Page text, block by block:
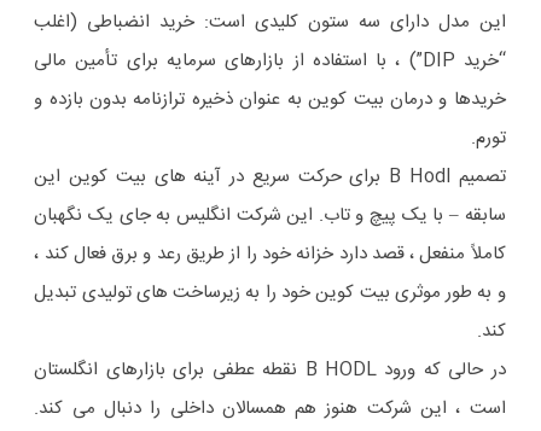
این مدل دارای سه ستون کلیدی است: خرید انضباطی (اغلب
“خرید DIP”) ، با استفاده از بازارهای سرمایه برای تأمین مالی
خریدها و درمان بیت کوین به عنوان ذخیره ترازنامه بدون بازده و
تورم.
تصمیم B Hodl برای حرکت سریع در آینه های بیت کوین این
سابقه – با یک پیچ و تاب. این شرکت انگلیس به جای یک نگهبان
کاملاً منفعل ، قصد دارد خزانه خود را از طریق رعد و برق فعال کند ،
و به طور موثری بیت کوین خود را به زیرساخت های تولیدی تبدیل
کند.
در حالی که ورود B HODL نقطه عطفی برای بازارهای انگلستان
است ، این شرکت هنوز هم همسالان داخلی را دنبال می کند.